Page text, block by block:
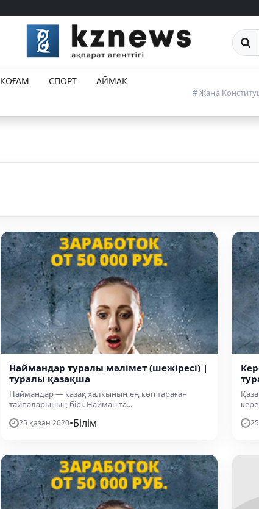
ҚОҒАМ СПОРТ
АЙМАҚ
# Жаңа
Наймандар туралы мәлімет (шежіресі) |
туралы қазақша
Наймандар — қазақ халқының ең көп тараған
тайпаларының бірі. Найман та...
25 қазан 2020•Білім